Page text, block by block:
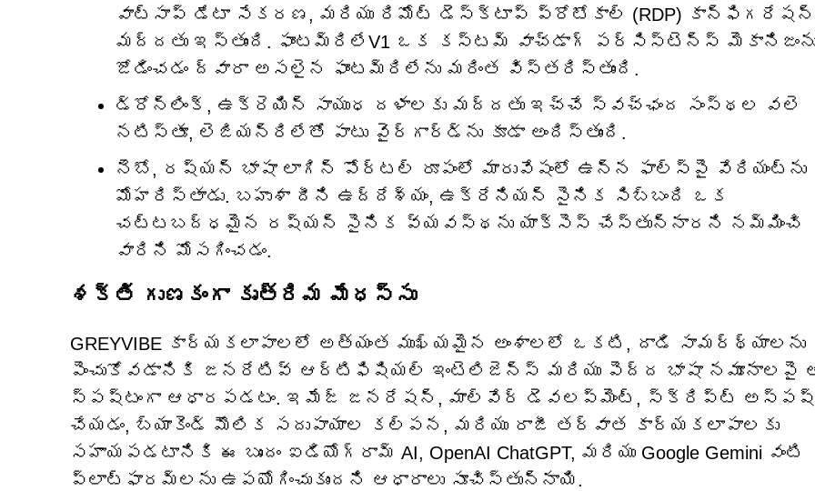
వాట్సాప్ డేటా సేకరణ, మరియు రిమోట్ డెస్క్‌టాప్ ప్రోటోకాల్ (RDP)
మద్దతు ఇస్తుంది. ఫాంటమ్‌రిలేV1 ఒక కస్టమ్ వాచ్‌డాగ్ పర్సిస్టెన్స్
జోడించడం ద్వారా అసలైన ఫాంటమ్‌రిలేను మరింత విస్తరిస్తుంది.
డ్రోన్‌లింక్, ఉక్రెయిన్ సాయుధ దళాలకు మద్దతు ఇచ్చే స్వచ్ఛంద సంస్థల వలె
నటిస్తూ, లెజియన్‌రిలేతో పాటు వైర్‌గార్డ్‌ను కూడా అందిస్తుంది.
నెబో, రష్యన్ భాషా లాగిన్ పోర్టల్ రూపంలో మారువేషంలో ఉన్న ఫాల్‌స్పై వేరియంట్‌ను
మోహరిస్తాడు. బహుశా దీని ఉద్దేశ్యం, ఉక్రేనియన్ సైనిక సిబ్బంది ఒక
చట్టబద్ధమైన రష్యన్ సైనిక వ్యవస్థను యాక్సెస్ చేస్తున్నారని నమ్మించి
వారిని మోసగించడం.
శక్తి గుణకంగా కృత్రిమ మేధస్సు
GREYVIBE కార్యకలాపాలలో అత్యంత ముఖ్యమైన అంశాలలో ఒకటి, దాడి సామర్థ్యాలను
పెంచుకోవడానికి జనరేటివ్ ఆర్టిఫిషియల్ ఇంటెలిజెన్స్ మరియు పెద్ద భాషా నమూనాలపై
స్పష్టంగా ఆధారపడటం. ఇమేజ్ జనరేషన్, మాల్వేర్ డెవలప్‌మెంట్, స్క్రిప్ట్
చేయడం, బ్యాకెండ్ మౌలిక సదుపాయాల కల్పన, మరియు రాజీ తర్వాత కార్యకలాపాలకు
సహాయపడటానికి ఈ బృందం ఐడియోగ్రామ్ AI, OpenAI ChatGPT, మరియు Google Gemini వంటి
ప్లాట్‌ఫారమ్‌లను ఉపయోగించుకుందని ఆధారాలు సూచిస్తున్నాయి.